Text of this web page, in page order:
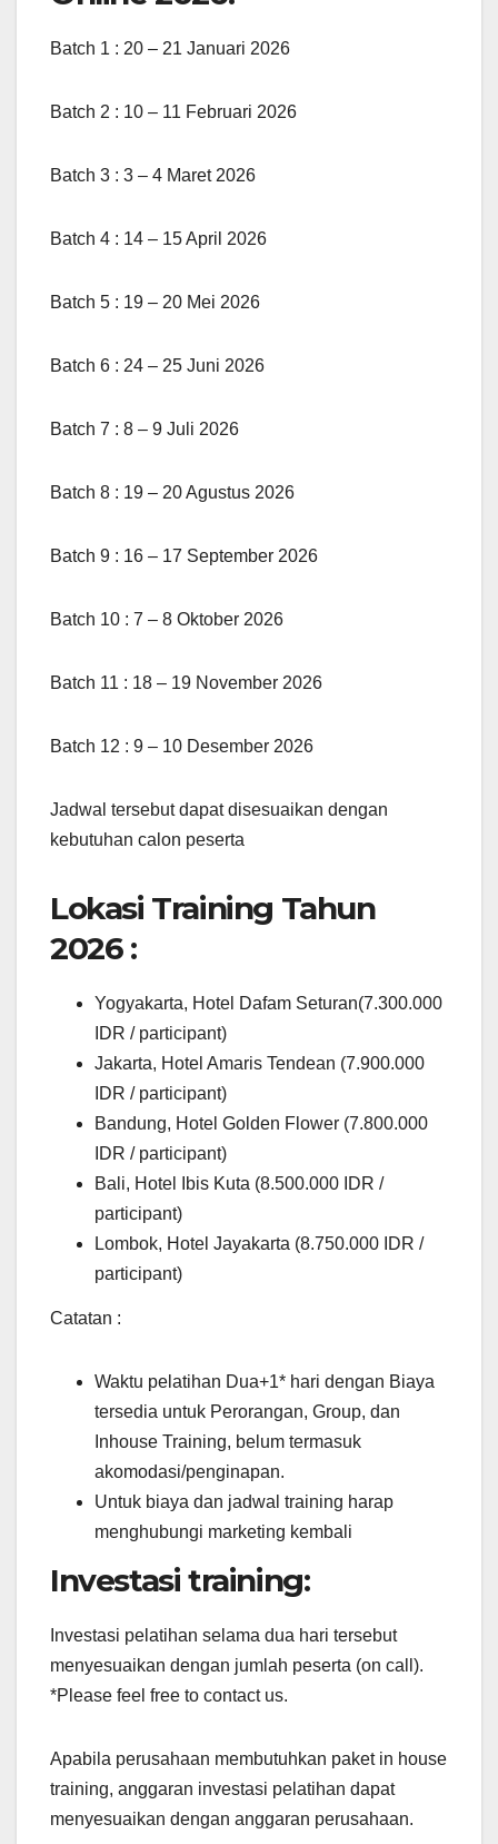
Batch 1 : 20 – 21 Januari 2026
Batch 2 : 10 – 11 Februari 2026
Batch 3 : 3 – 4 Maret 2026
Batch 4 : 14 – 15 April 2026
Batch 5 : 19 – 20 Mei 2026
Batch 6 : 24 – 25 Juni 2026
Batch 7 : 8 – 9 Juli 2026
Batch 8 : 19 – 20 Agustus 2026
Batch 9 : 16 – 17 September 2026
Batch 10 : 7 – 8 Oktober 2026
Batch 11 : 18 – 19 November 2026
Batch 12 : 9 – 10 Desember 2026
Jadwal tersebut dapat disesuaikan dengan
kebutuhan calon peserta
Lokasi Training Tahun
2026 :
Yogyakarta, Hotel Dafam Seturan(7.300.000
IDR / participant)
Jakarta, Hotel Amaris Tendean (7.900.000
IDR / participant)
Bandung, Hotel Golden Flower (7.800.000
IDR / participant)
Bali, Hotel Ibis Kuta (8.500.000 IDR /
participant)
Lombok, Hotel Jayakarta (8.750.000 IDR /
participant)
Catatan :
Waktu pelatihan Dua+1* hari dengan Biaya
tersedia untuk Perorangan, Group, dan
Inhouse Training, belum termasuk
akomodasi/penginapan.
Untuk biaya dan jadwal training harap
menghubungi marketing kembali
Investasi training:
Investasi pelatihan selama dua hari tersebut
menyesuaikan dengan jumlah peserta (on call).
*Please feel free to contact us.
Apabila perusahaan membutuhkan paket in house
training, anggaran investasi pelatihan dapat
menyesuaikan dengan anggaran perusahaan.